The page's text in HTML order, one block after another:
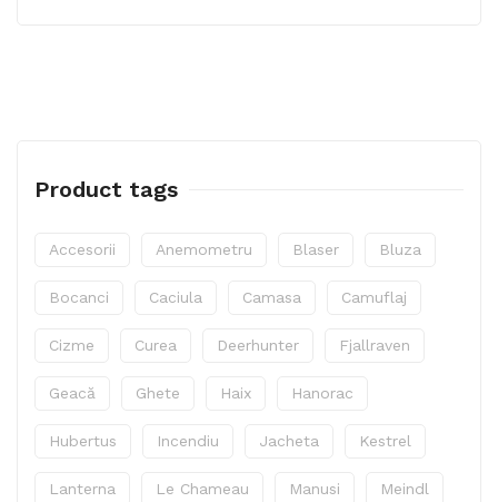
Product tags
Accesorii Anemometru Blaser Bluza
Bocanci Caciula Camasa Camuflaj
Cizme Curea Deerhunter Fjallraven
Geacă Ghete Haix Hanorac
Hubertus Incendiu Jacheta Kestrel
Lanterna Le Chameau Manusi Meindl